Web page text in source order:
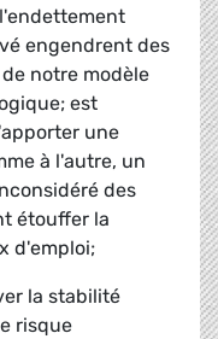
engendrent des
notre modèle
est
une
à l'autre, un
des
étouffer la
d'emploi;
la stabilité
risque